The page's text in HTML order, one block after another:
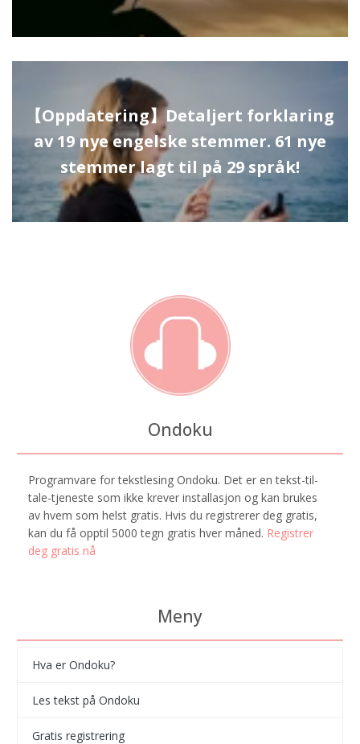
【Oppdatering】Detaljert forklaring
av 19 nye engelske stemmer. 61 nye
stemmer lagt til på 29 språk!
Ondoku
Programvare for tekstlesing Ondoku. Det er en tekst-til-
tale-tjeneste som ikke krever installasjon og kan brukes
av hvem som helst gratis. Hvis du registrerer deg gratis,
kan du få opptil 5000 tegn gratis hver måned. Registrer
deg gratis nå
Meny
Hva er Ondoku?
Les tekst på Ondoku
Gratis registrering